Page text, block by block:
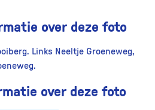
over deze foto
Links Neeltje Groeneweg,
over deze foto